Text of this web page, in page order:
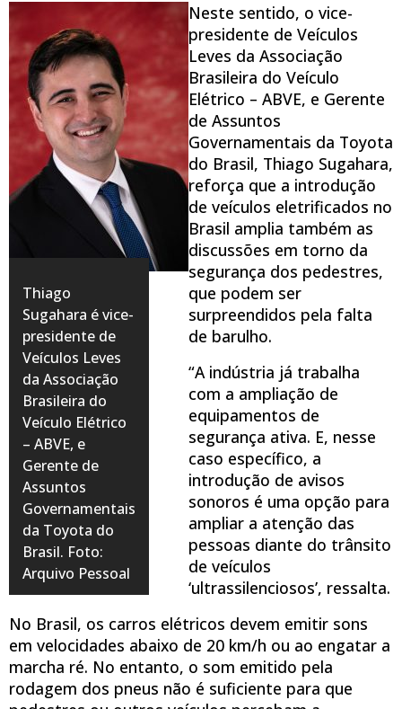
Thiago
Sugahara é vice-
presidente de
Veículos Leves
da Associação
Brasileira do
Veículo Elétrico
– ABVE, e
Gerente de
Assuntos
Governamentais
da Toyota do
Brasil. Foto:
Arquivo Pessoal
Neste sentido, o vice-
presidente de Veículos
Leves da Associação
Brasileira do Veículo
Elétrico – ABVE, e Gerente
de Assuntos
Governamentais da Toyota
do Brasil, Thiago Sugahara,
reforça que a introdução
de veículos eletrificados no
Brasil amplia também as
discussões em torno da
segurança dos pedestres,
que podem ser
surpreendidos pela falta
de barulho.
“A indústria já trabalha
com a ampliação de
equipamentos de
segurança ativa. E, nesse
caso específico, a
introdução de avisos
sonoros é uma opção para
ampliar a atenção das
pessoas diante do trânsito
de veículos
‘ultrassilenciosos’, ressalta.
No Brasil, os carros elétricos devem emitir sons
em velocidades abaixo de 20 km/h ou ao engatar a
marcha ré. No entanto, o som emitido pela
rodagem dos pneus não é suficiente para que